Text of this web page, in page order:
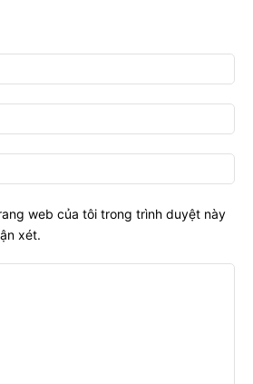
web của tôi trong trình duyệt này
xét.